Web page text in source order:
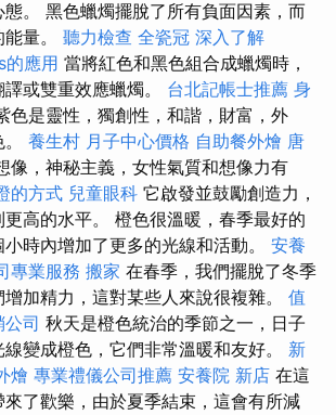
。 黑色蠟燭擺脫了所有負面因素，而
量。 聽力檢查 全瓷冠 深入了解
應用 當將紅色和黑色組合成蠟燭時，
或雙重效應蠟燭。 台北記帳士推薦 身
色是靈性，獨創性，和諧，財富，外
養生村 月子中心價格 自助餐外燴 唐
像，神秘主義，女性氣質和想像力有
的方式 兒童眼科 它啟發並鼓勵創造力，
高的水平。 橙色很溫暖，春季最好的
時內增加了更多的光線和活動。 安養
專業服務 搬家 在春季，我們擺脫了冬季
加精力，這對某些人來說很複雜。 值
司 秋天是橙色統治的季節之一，日子
變成橙色，它們非常溫暖和友好。 新
燴 專業禮儀公司推薦 安養院 新店 在這
了歡樂，由於夏季結束，這會有所減